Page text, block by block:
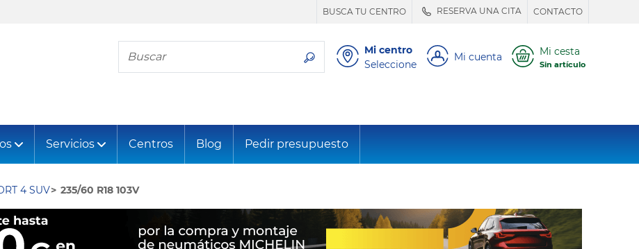
BUSCA TU CENTRO RESERVA UNA CITA CONTACTO
Busca tu neumático
Mi centro
Seleccione
Mi cuenta Mi cesta
Sin artículo
Servicios Centros Blog Pedir presupuesto
4 SUV 235/60 R18 103V